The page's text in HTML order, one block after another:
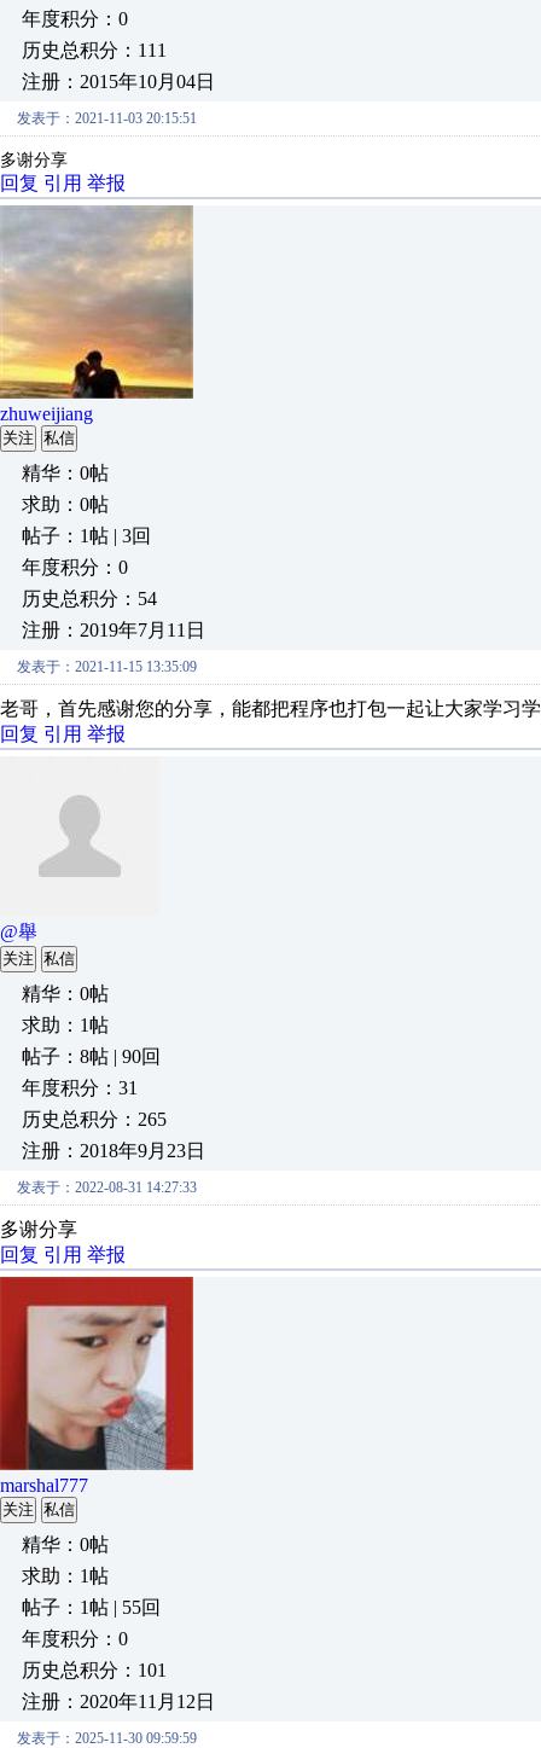
年度积分：0
历史总积分：111
注册：2015年10月04日
发表于：2021-11-03 20:15:51
多谢分享
回复 引用 举报
zhuweijiang
关注 私信
精华：0帖
求助：0帖
帖子：1帖 | 3回
年度积分：0
历史总积分：54
注册：2019年7月11日
发表于：2021-11-15 13:35:09
老哥，首先感谢您的分享，能都把程序也打包一起让大家学习
回复 引用 举报
@舉
关注 私信
精华：0帖
求助：1帖
帖子：8帖 | 90回
年度积分：31
历史总积分：265
注册：2018年9月23日
发表于：2022-08-31 14:27:33
多谢分享
回复 引用 举报
marshal777
关注 私信
精华：0帖
求助：1帖
帖子：1帖 | 55回
年度积分：0
历史总积分：101
注册：2020年11月12日
发表于：2025-11-30 09:59:59